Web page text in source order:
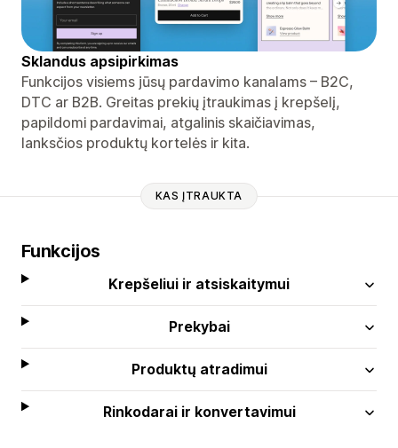
Sklandus apsipirkimas
Funkcijos visiems jūsų pardavimo kanalams – B2C,
DTC ar B2B. Greitas prekių įtraukimas į krepšelį,
papildomi pardavimai, atgalinis skaičiavimas,
lanksčios produktų kortelės ir kita.
KAS ĮTRAUKTA
Funkcijos
Krepšeliui ir atsiskaitymui
Prekybai
Produktų atradimui
Rinkodarai ir konvertavimui